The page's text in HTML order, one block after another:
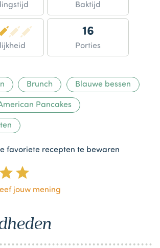
Baktijd
16
Porties
Brunch Blauwe bessen
Pancakes
favoriete recepten te bewaren
jouw mening